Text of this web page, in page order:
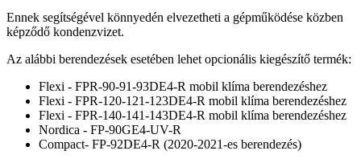
Ennek segítségével könnyedén elvezetheti a gépműködése közben
képződő kondenzvizet.
Az alábbi berendezések esetében lehet opcionális kiegészítő termék:
Flexi - FPR-90-91-93DE4-R mobil klíma berendezéshez
Flexi - FPR-120-121-123DE4-R mobil klíma berendezéshez
Flexi - FPR-140-141-143DE4-R mobil klíma berendezéshez
Nordica - FP-90GE4-UV-R
Compact- FP-92DE4-R (2020-2021-es berendezés)